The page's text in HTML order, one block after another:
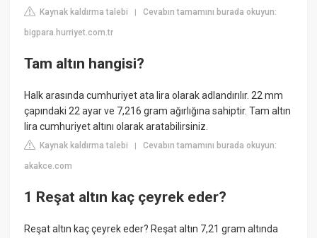
Kaynak kaldırma talebi |Cevabın tamamını burada okuyun:
bigpara.hurriyet.com.tr
Tam altın hangisi?
Halk arasında cumhuriyet ata lira olarak adlandırılır. 22 mm
çapındaki 22 ayar ve 7,216 gram ağırlığına sahiptir. Tam altın
lira cumhuriyet altını olarak aratabilirsiniz.
Kaynak kaldırma talebi |Cevabın tamamını burada okuyun:
akakce.com
1 Reşat altın kaç çeyrek eder?
Reşat altın kaç çeyrek eder? Reşat altın 7,21 gram altında